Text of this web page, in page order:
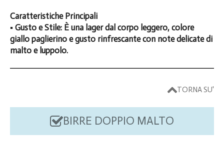
Caratteristiche Principali
▪️ Gusto e Stile: È una lager dal corpo leggero, colore
giallo paglierino e gusto rinfrescante con note delicate di
malto e luppolo.
TORNA SU'
BIRRE DOPPIO MALTO